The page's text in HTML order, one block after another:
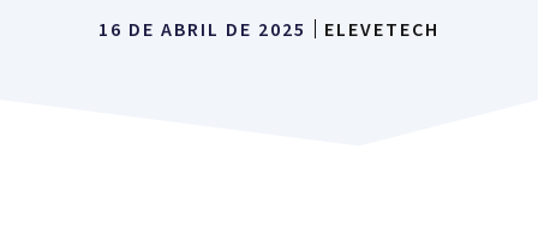
16 DE ABRIL DE 2025 ELEVETECH